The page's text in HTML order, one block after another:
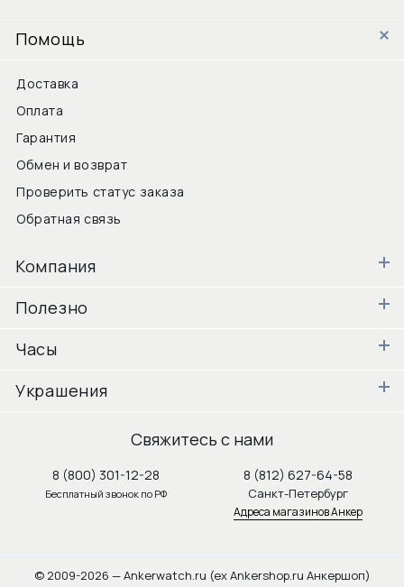
Помощь
Доставка
Оплата
Гарантия
Обмен и возврат
Проверить статус заказа
Обратная связь
Компания
Полезно
Часы
Украшения
Свяжитесь с нами
8 (800) 301-12-28
Бесплатный звонок по РФ
8 (812) 627-64-58
Санкт-Петербург
Адреса магазинов Анкер
© 2009-2026 — Ankerwatch.ru (ex Ankershop.ru Анкершоп)